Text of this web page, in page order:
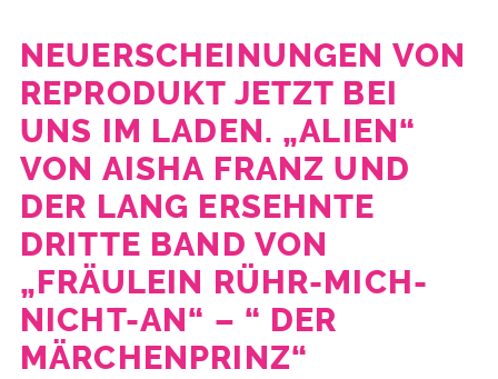
NEUERSCHEINUNGEN VON
REPRODUKT JETZT BEI
UNS IM LADEN. „ALIEN“
VON AISHA FRANZ UND
DER LANG ERSEHNTE
DRITTE BAND VON
„FRÄULEIN RÜHR-MICH-
NICHT-AN“ – “ DER
MÄRCHENPRINZ“